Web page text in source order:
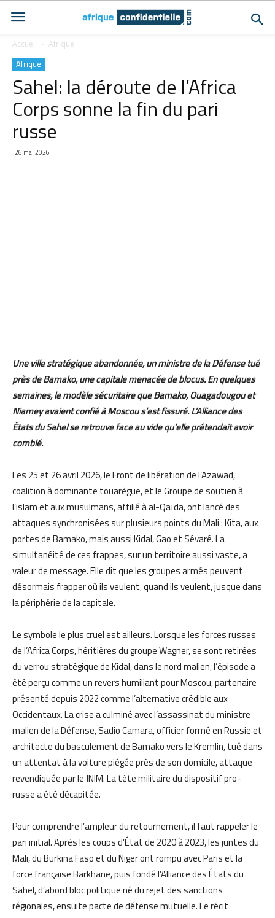
Accueil Afrique
Afrique
Sahel: la déroute de l’Africa
Corps sonne la fin du pari
russe
26 mai 2026
Une ville stratégique abandonnée, un ministre de la Défense tué
près de Bamako, une capitale menacée de blocus. En quelques
semaines, le modèle sécuritaire que Bamako, Ouagadougou et
Niamey avaient confié à Moscou s’est fissuré. L’Alliance des
États du Sahel se retrouve face au vide qu’elle prétendait avoir
comblé.
Les 25 et 26 avril 2026, le Front de libération de l’Azawad,
coalition à dominante touarègue, et le Groupe de soutien à
l’islam et aux musulmans, affilié à al-Qaïda, ont lancé des
attaques synchronisées sur plusieurs points du Mali : Kita, aux
portes de Bamako, mais aussi Kidal, Gao et Sévaré. La
simultanéité de ces frappes, sur un territoire aussi vaste, a
valeur de message. Elle dit que les groupes armés peuvent
désormais frapper où ils veulent, quand ils veulent, jusque dans
la périphérie de la capitale.
Le symbole le plus cruel est ailleurs. Lorsque les forces russes
de l’Africa Corps, héritières du groupe Wagner, se sont retirées
du verrou stratégique de Kidal, dans le nord malien, l’épisode a
été perçu comme un revers humiliant pour Moscou, partenaire
présenté depuis 2022 comme l’alternative crédible aux
Occidentaux. La crise a culminé avec l’assassinat du ministre
malien de la Défense, Sadio Camara, officier formé en Russie et
architecte du basculement de Bamako vers le Kremlin, tué dans
un attentat à la voiture piégée près de son domicile, attaque
revendiquée par le JNIM. La tête militaire du dispositif pro-
russe a été décapitée.
Pour comprendre l’ampleur du retournement, il faut rappeler le
pari initial. Après les coups d’État de 2020 à 2023, les juntes du
Mali, du Burkina Faso et du Niger ont rompu avec Paris et la
force française Barkhane, puis fondé l’Alliance des États du
Sahel, d’abord bloc politique né du rejet des sanctions
régionales, ensuite pacte de défense mutuelle. Le récit